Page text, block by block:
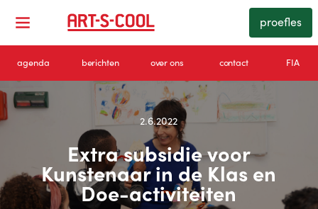
proefles
agenda berichten over ons contact FIA
2.6.2022
Extra subsidie voor
Kunstenaar in de Klas en
Doe-activiteiten